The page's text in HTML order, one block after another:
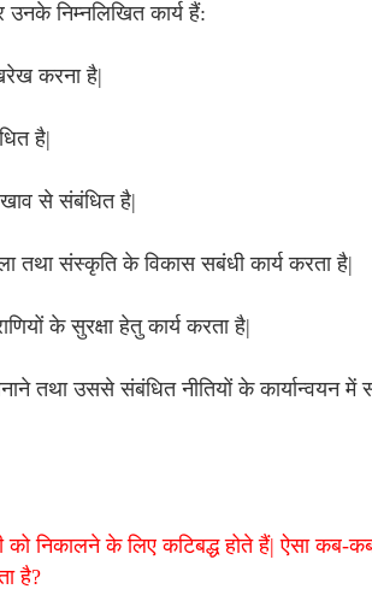
उनके निम्नलिखित कार्य हैं:
करना है|
है|
से संबंधित है|
तथा संस्कृति के विकास सबंधी कार्य करता है|
के सुरक्षा हेतु कार्य करता है|
तथा उससे संबंधित नीतियों के कार्यान्वयन में
निकालने के लिए कटिबद्ध होते हैं| ऐसा कब-कब
है?